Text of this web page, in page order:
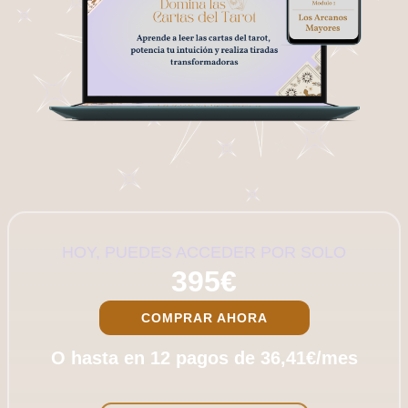
395€
COMPRAR AHORA
O hasta en 12 pagos de 36,41€/mes